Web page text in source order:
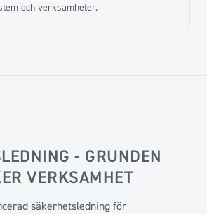
och verksamheter.
- GRUNDEN
VERKSAMHET
säkerhetsledning för